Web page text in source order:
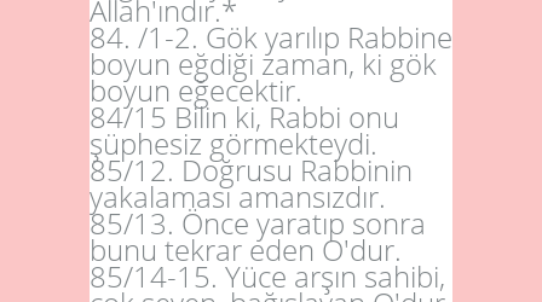
Allah'ındır.*
84. /1 -2. Gök yarılıp Rabbine
boyun eğdiği zaman, ki gök
boyun eğecektir.
84/15 Bilin ki, Rabbi onu
şüphesiz görmekteydi.
85/12. Doğrusu Rabbinin
yakalaması amansızdır.
85/13. Önce yaratıp sonra
bunu tekrar eden O'dur.
85/14-15. Yüce arşın sahibi,